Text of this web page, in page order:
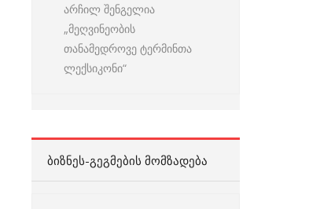
არჩილ შენგელია
„მეღვინეობის
თანამედროვე ტერმინთა
ლექსიკონი“
ᲑᲘᲖᲜᲔᲡ-ᲒᲔᲒᲛᲔᲑᲘᲡ ᲛᲝᲛᲖᲐᲓᲔᲑᲐ